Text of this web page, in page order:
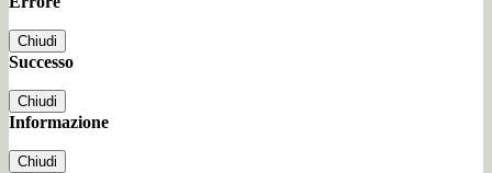
Chiudi
Successo
Chiudi
Informazione
Chiudi